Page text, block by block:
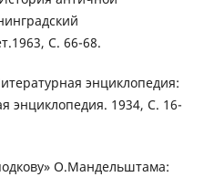
С. 66-68.
энциклопедия:
энциклопедия. 1934, С. 16-
О.Мандельштама: